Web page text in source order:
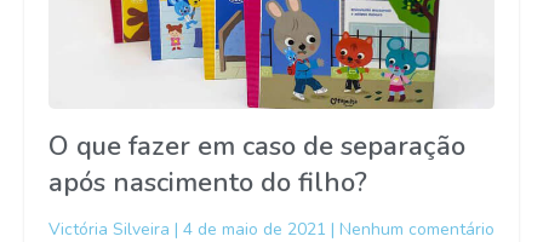
O que fazer em caso de separação
após nascimento do filho?
Victória Silveira 4 de maio de 2021 Nenhum comentário